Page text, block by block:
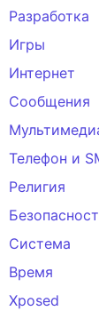
Разработка
Игры
Интернет
Сообщения
Телефон и
Религия
Система
Время
Xposed